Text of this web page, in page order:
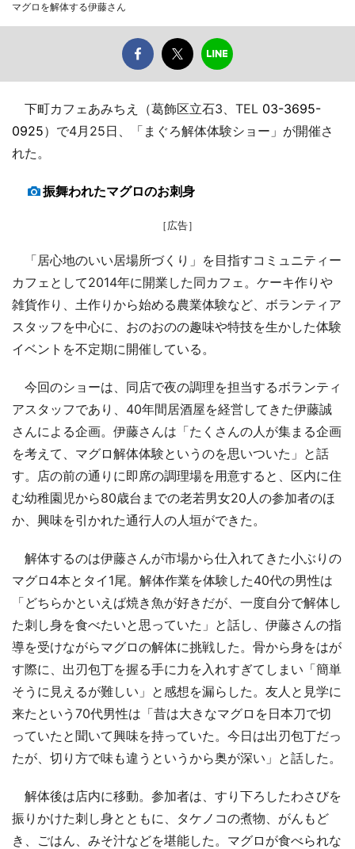
マグロを解体する伊藤さん
下町カフェあみちえ（葛飾区立石3、TEL 03-3695-
0925）で4月25日、「まぐろ解体体験ショー」が開催さ
れた。
振舞われたマグロのお刺身
［広告］
「居心地のいい居場所づくり」を目指すコミュニティー
カフェとして2014年に開業した同カフェ。ケーキ作りや
雑貨作り、土作りから始める農業体験など、ボランティア
スタッフを中心に、おのおのの趣味や特技を生かした体験
イベントを不定期に開催している。
今回のショーは、同店で夜の調理を担当するボランティ
アスタッフであり、40年間居酒屋を経営してきた伊藤誠
さんによる企画。伊藤さんは「たくさんの人が集まる企画
を考えて、マグロ解体体験というのを思いついた」と話
す。店の前の通りに即席の調理場を用意すると、区内に住
む幼稚園児から80歳台までの老若男女20人の参加者のほ
か、興味を引かれた通行人の人垣ができた。
解体するのは伊藤さんが市場から仕入れてきた小ぶりの
マグロ4本とタイ1尾。解体作業を体験した40代の男性は
「どちらかといえば焼き魚が好きだが、一度自分で解体し
た刺し身を食べたいと思っていた」と話し、伊藤さんの指
導を受けながらマグロの解体に挑戦した。骨から身をはが
す際に、出刃包丁を握る手に力を入れすぎてしまい「簡単
そうに見えるが難しい」と感想を漏らした。友人と見学に
来たという70代男性は「昔は大きなマグロを日本刀で切
っていたと聞いて興味を持っていた。今日は出刃包丁だっ
たが、切り方で味も違うというから奥が深い」と話した。
解体後は店内に移動。参加者は、すり下ろしたわさびを
振りかけた刺し身とともに、タケノコの煮物、がんもど
き、ごはん、みそ汁などを堪能した。マグロが食べられな